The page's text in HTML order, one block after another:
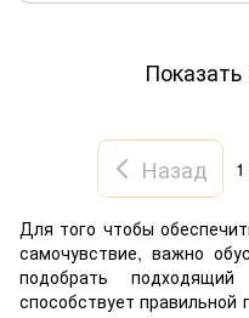
Назад 1
Для того чтобы
самочувствие, важно
подобрать
способствует правильной